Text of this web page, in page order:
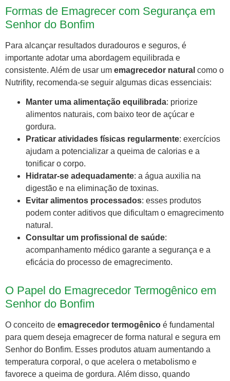
Formas de Emagrecer com Segurança em
Senhor do Bonfim
Para alcançar resultados duradouros e seguros, é
importante adotar uma abordagem equilibrada e
consistente. Além de usar um emagrecedor natural como o
Nutrifity, recomenda-se seguir algumas dicas essenciais:
Manter uma alimentação equilibrada: priorize
alimentos naturais, com baixo teor de açúcar e
gordura.
Praticar atividades físicas regularmente: exercícios
ajudam a potencializar a queima de calorias e a
tonificar o corpo.
Hidratar-se adequadamente: a água auxilia na
digestão e na eliminação de toxinas.
Evitar alimentos processados: esses produtos
podem conter aditivos que dificultam o emagrecimento
natural.
Consultar um profissional de saúde:
acompanhamento médico garante a segurança e a
eficácia do processo de emagrecimento.
O Papel do Emagrecedor Termogênico em
Senhor do Bonfim
O conceito de emagrecedor termogênico é fundamental
para quem deseja emagrecer de forma natural e segura em
Senhor do Bonfim. Esses produtos atuam aumentando a
temperatura corporal, o que acelera o metabolismo e
favorece a queima de gordura. Além disso, quando